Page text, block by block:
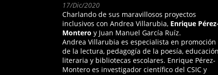
17/Dic/2020
Charlando de sus maravillosos proyectos
inclusivos con Andrea Villarubia, Enrique
Montero y Juan Manuel García Ruíz.
Andrea Villarubia es especialista en promoción
de la lectura, pedagogía de la poesía,
literaria y bibliotecas escolares. Enrique Pérez-
Montero es investigador científico del CSIC y